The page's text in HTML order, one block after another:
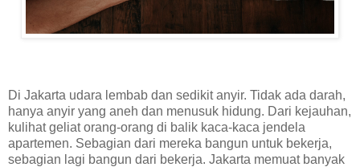
Di Jakarta udara lembab dan sedikit anyir. Tidak ada darah,
hanya anyir yang aneh dan menusuk hidung. Dari kejauhan,
kulihat geliat orang-orang di balik kaca-kaca jendela
apartemen. Sebagian dari mereka bangun untuk bekerja,
sebagian lagi bangun dari bekerja. Jakarta memuat banyak